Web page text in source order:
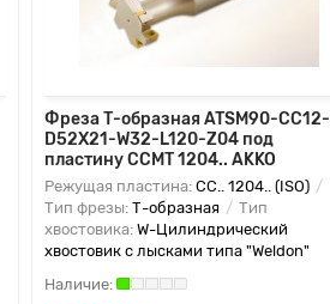
Фреза Т-образная ATSM90-CC12-
D52X21-W32-L120-Z04 под
пластину CCMT 1204.. AKKO
Режущая пластина: CC.. 1204.. (ISO)
Тип фрезы: Т-образная
Тип
хвостовика: W-Цилиндрический
хвостовик с лысками типа "Weldon"